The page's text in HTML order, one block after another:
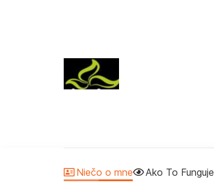
Niečo o mne Ako To Funguje